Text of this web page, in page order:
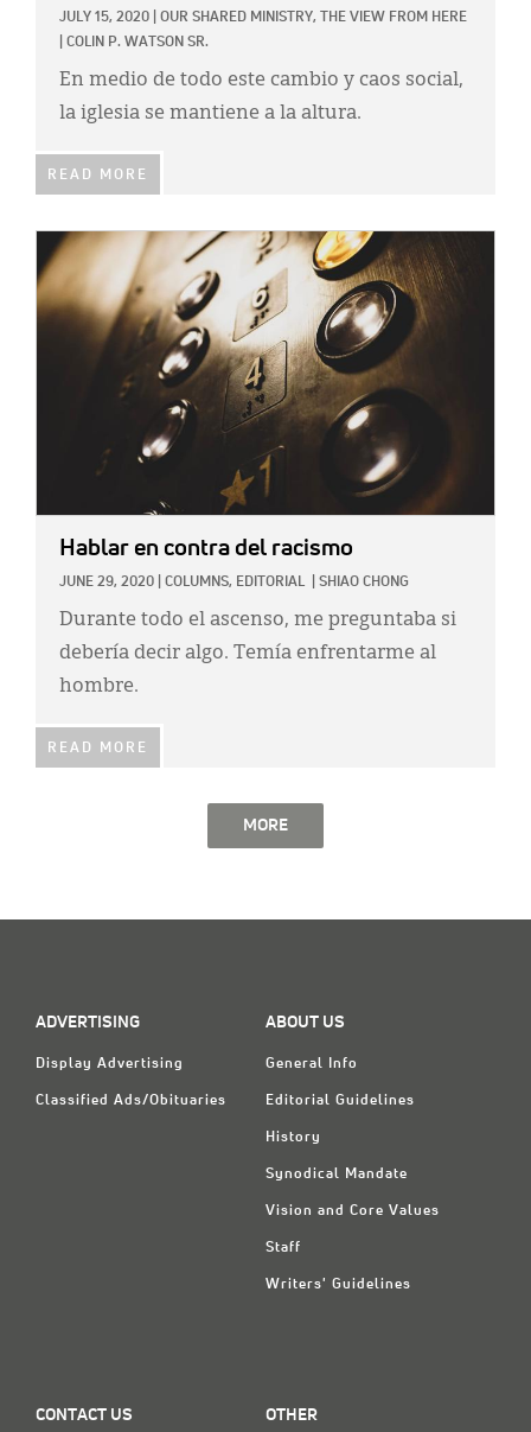
JULY 15, 2020 OUR SHARED MINISTRY,
THE VIEW FROM HERE
COLIN P. WATSON SR.
En medio de todo este cambio y caos social,
la iglesia se mantiene a la altura.
READ MORE
IMAGE:
Hablar en contra del racismo
JUNE 29, 2020 COLUMNS, EDITORIAL SHIAO CHONG
Durante todo el ascenso, me preguntaba si
debería decir algo. Temía enfrentarme al
hombre.
READ MORE
MORE
ADVERTISING
Display Advertising
Classified Ads/Obituaries
ABOUT US
General Info
Editorial Guidelines
History
Synodical Mandate
Vision and Core Values
Staff
Writers' Guidelines
CONTACT US OTHER